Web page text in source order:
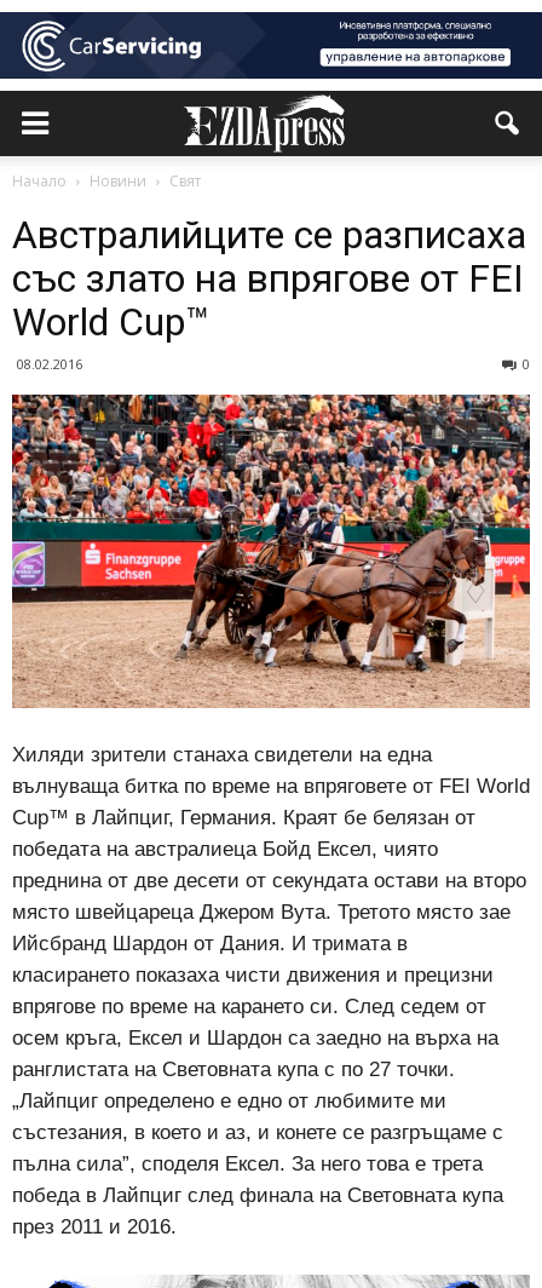
Начало Новини Свят
Австралийците се разписаха
със злато на впрягове от FEI
World Cup™
08.02.2016 0
Хиляди зрители станаха свидетели на една
вълнуваща битка по време на впряговете от FEI World
Cup™ в Лайпциг, Германия. Краят бе белязан от
победата на австралиеца Бойд Ексел, чиято
преднина от две десети от секундата остави на второ
място швейцареца Джером Вута. Третото място зае
Ийсбранд Шардон от Дания. И тримата в
класирането показаха чисти движения и прецизни
впрягове по време на карането си. След седем от
осем кръга, Ексел и Шардон са заедно на върха на
ранглистата на Световната купа с по 27 точки.
„Лайпциг определено е едно от любимите ми
състезания, в което и аз, и конете се разгръщаме с
пълна сила”, споделя Ексел. За него това е трета
победа в Лайпциг след финала на Световната купа
през 2011 и 2016.